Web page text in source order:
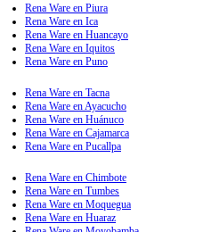
Rena Ware en Piura
Rena Ware en Ica
Rena Ware en Huancayo
Rena Ware en Iquitos
Rena Ware en Puno
Rena Ware en Tacna
Rena Ware en Ayacucho
Rena Ware en Huánuco
Rena Ware en Cajamarca
Rena Ware en Pucallpa
Rena Ware en Chimbote
Rena Ware en Tumbes
Rena Ware en Moquegua
Rena Ware en Huaraz